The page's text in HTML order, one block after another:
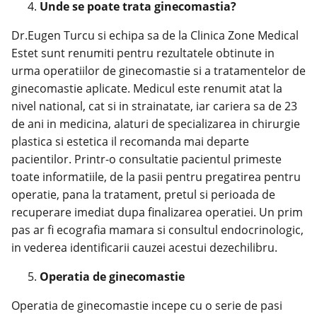
Unde se poate trata ginecomastia?
Dr.Eugen Turcu si echipa sa de la Clinica Zone Medical
Estet sunt renumiti pentru rezultatele obtinute in
urma operatiilor de ginecomastiesi a tratamentelor de
ginecomastie aplicate. Medicul este renumit atat la
nivel national, cat si in strainatate, iar cariera sa de 23
de ani in medicina, alaturi de specializarea in chirurgie
plastica si estetica il recomanda mai departe
pacientilor. Printr-o consultatie pacientul primeste
toate informatiile, de la pasii pentru pregatirea pentru
operatie, pana la tratament, pretul si perioada de
recuperare imediat dupa finalizarea operatiei. Un prim
pas ar fi ecografia mamara si consultul endocrinologic,
in vederea identificarii cauzei acestui dezechilibru.
Operatia de ginecomastie
Operatia de ginecomastie incepe cu o serie de pasi